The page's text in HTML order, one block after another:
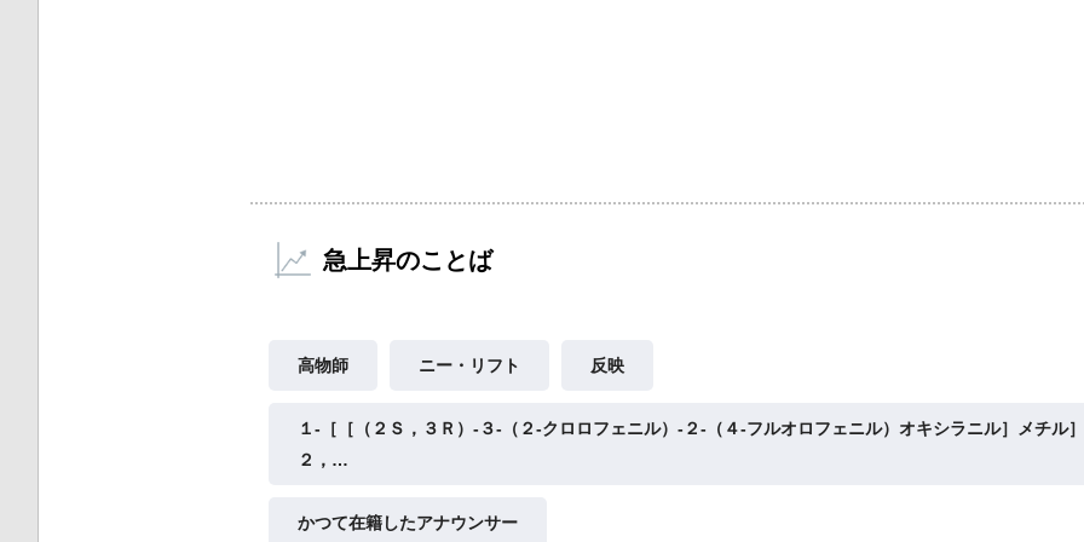
急上昇のことば
高物師 ニー・リフト 反映
１‐［［（２Ｓ，３Ｒ）‐３‐（２‐クロロフェニル）‐２‐（４‐フルオロフェニル）オキシラニル］メチル］
２，…
かつて在籍したアナウンサー